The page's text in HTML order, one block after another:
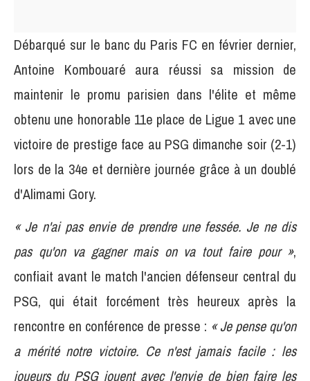
Débarqué sur le banc du Paris FC en février dernier,
Antoine Kombouaré aura réussi sa mission de
maintenir le promu parisien dans l'élite et même
obtenu une honorable 11e place de Ligue 1 avec une
victoire de prestige face au PSG dimanche soir (2-1)
lors de la 34e et dernière journée grâce à un doublé
d'Alimami Gory.
« Je n'ai pas envie de prendre une fessée. Je ne dis
pas qu'on va gagner mais on va tout faire pour »,
confiait avant le match l'ancien défenseur central du
PSG, qui était forcément très heureux après la
rencontre en conférence de presse : « Je pense qu'on
a mérité notre victoire. Ce n'est jamais facile : les
joueurs du PSG jouent avec l'envie de bien faire les